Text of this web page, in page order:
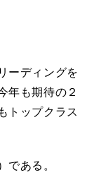
ーディングを
年も期待の２
トップクラス
ある。